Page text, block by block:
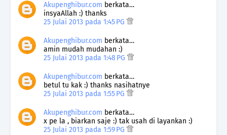
Akupenghibur.com berkata…
insyaAllah :) thanks
25 Julai 2013 pada 1:45 PG
Akupenghibur.com berkata…
amin mudah mudahan :)
25 Julai 2013 pada 1:48 PG
Akupenghibur.com berkata…
betul tu kak :) thanks nasihatnye
25 Julai 2013 pada 1:55 PG
Akupenghibur.com berkata…
x pe la , biarkan saje :) tak usah di layankan :)
25 Julai 2013 pada 1:59 PG